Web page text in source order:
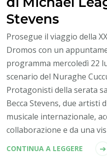
Stevens
Prosegue il viaggio della
Dromos con un
programma mercoledì 22
scenario del Nuraghe
Protagonisti della serata
Becca Stevens, due artisti
musicale internazionale,
collaborazione e da una
CONTINUA A LEGGERE